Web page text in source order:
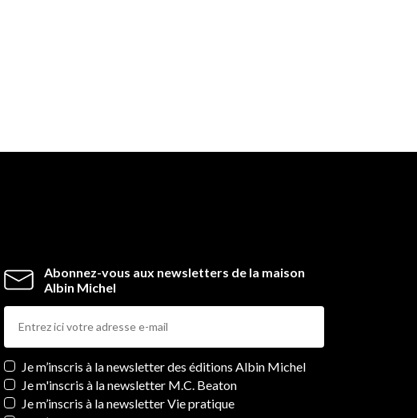
Abonnez-vous aux newsletters de la maison
Albin Michel
Newsletters
Je m’inscris à la newsletter des éditions Albin Michel
Je m'inscris à la newsletter M.C. Beaton
Je m’inscris à la newsletter Vie pratique